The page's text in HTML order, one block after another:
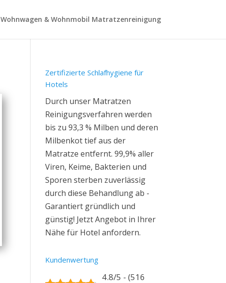
Wohnwagen & Wohnmobil Matratzenreinigung
Zertifizierte Schlafhygiene für
Hotels
Durch unser Matratzen
Reinigungsverfahren werden
bis zu 93,3 % Milben und deren
Milbenkot tief aus der
Matratze entfernt. 99,9% aller
Viren, Keime, Bakterien und
Sporen sterben zuverlässig
durch diese Behandlung ab -
Garantiert gründlich und
günstig! Jetzt Angebot in Ihrer
Nähe für Hotel anfordern.
Kundenwertung
4.8/5 - (516